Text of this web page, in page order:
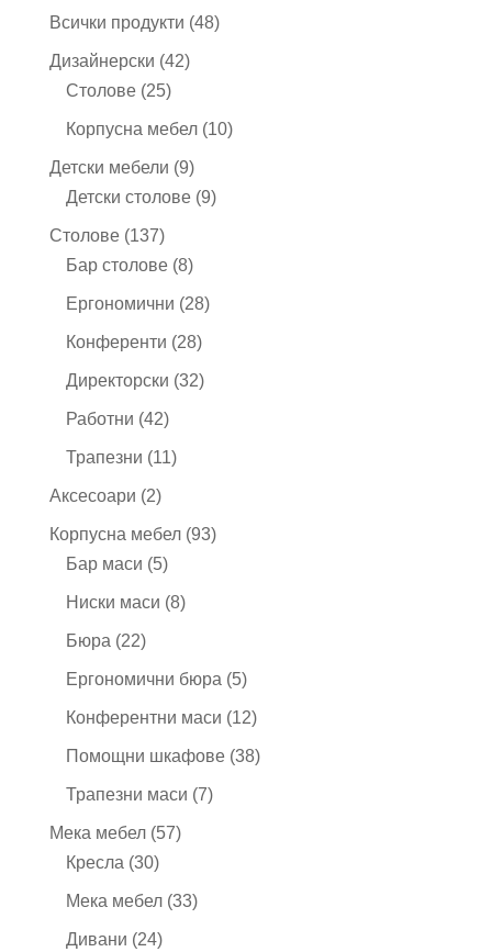
продукта
Всички продукти 4848
Дизайнерски 4242
Столове 2525
продукта
Корпусна мебел 1010
Детски мебели 99
продукта
Детски столове 99
Столове 137137
продукта
Бар столове 88
продукта
Ергономични 2828
Конференти 2828
продукта
Директорски 3232
Работни 4242
продукта
Трапезни 1111
Аксесоари 22
продукта
Корпусна мебел 9393
Бар маси 55
продукта
Ниски маси 88
Бюра 2222
продукта
Ергономични бюра 55
продукта
Конферентни маси 1212
продукта
Помощни шкафове 3838
Трапезни маси 77
Мека мебел 5757
Кресла 3030
продукта
Мека мебел 3333
Дивани 2424